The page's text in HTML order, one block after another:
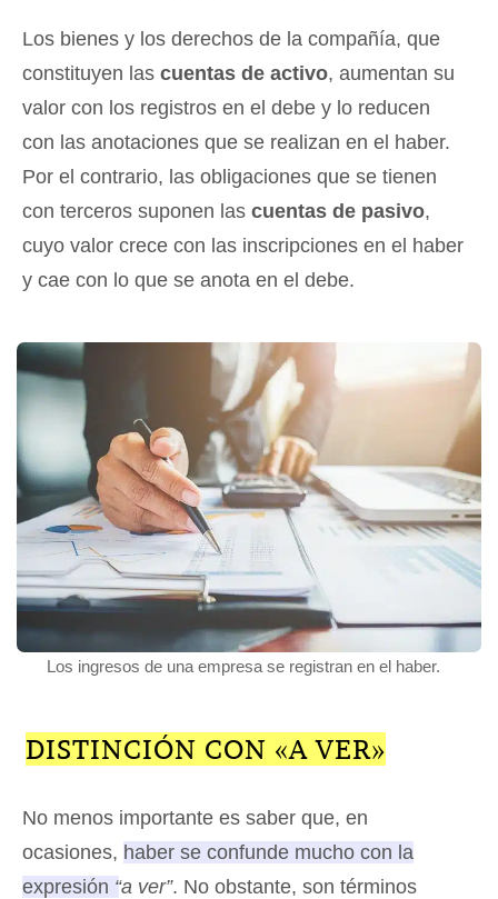
Los bienes y los derechos de la compañía, que
constituyen las cuentas de activo, aumentan su
valor con los registros en el debe y lo reducen
con las anotaciones que se realizan en el haber.
Por el contrario, las obligaciones que se tienen
con terceros suponen las cuentas de pasivo,
cuyo valor crece con las inscripciones en el haber
y cae con lo que se anota en el debe.
Los ingresos de una empresa se registran en el haber.
DISTINCIÓN CON «A VER»
No menos importante es saber que, en
ocasiones, haber se confunde mucho con la
expresión “a ver”. No obstante, son términos